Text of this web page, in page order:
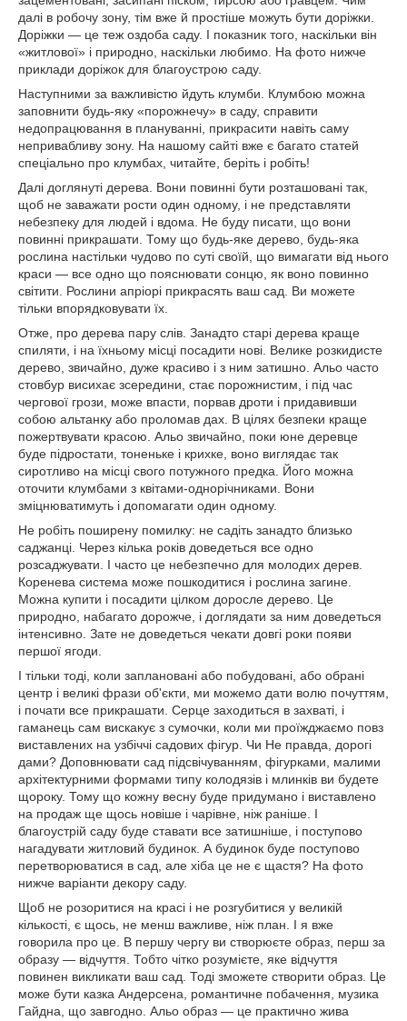
далі в робочу зону, тім вже й простіше можуть бути доріжки.
Доріжки — це теж оздоба саду. І показник того, наскільки він
«житлової» і природно, наскільки любимо. На фото нижче
приклади доріжок для благоустрою саду.
Наступними за важливістю йдуть клумби. Клумбою можна
заповнити будь-яку «порожнечу» в саду, справити
недопрацювання в плануванні, прикрасити навіть саму
непривабливу зону. На нашому сайті вже є багато статей
спеціально про клумбах, читайте, беріть і робіть!
Далі доглянуті дерева. Вони повинні бути розташовані так,
щоб не заважати рости один одному, і не представляти
небезпеку для людей і вдома. Не буду писати, що вони
повинні прикрашати. Тому що будь-яке дерево, будь-яка
рослина настільки чудово по суті своїй, що вимагати від нього
краси — все одно що пояснювати сонцю, як воно повинно
світити. Рослини апріорі прикрасять ваш сад. Ви можете
тільки впорядковувати їх.
Отже, про дерева пару слів. Занадто старі дерева краще
спиляти, і на їхньому місці посадити нові. Велике розкидисте
дерево, звичайно, дуже красиво і з ним затишно. Альо часто
стовбур висихає зсередини, стає порожнистим, і під час
чергової грози, може впасти, порвав дроти і придавивши
собою альтанку або проломав дах. В цілях безпеки краще
пожертвувати красою. Альо звичайно, поки юне деревце
буде підростати, тоненьке і крихке, воно виглядає так
сиротливо на місці свого потужного предка. Його можна
оточити клумбами з квітами-однорічниками. Вони
зміцнюватимуть і допомагати один одному.
Не робіть поширену помилку: не садіть занадто близько
саджанці. Через кілька років доведеться все одно
розсаджувати. І часто це небезпечно для молодих дерев.
Коренева система може пошкодитися і рослина загине.
Можна купити і посадити цілком доросле дерево. Це
природно, набагато дорожче, і доглядати за ним доведеться
інтенсивно. Зате не доведеться чекати довгі роки появи
першої ягоди.
І тільки тоді, коли заплановані або побудовані, або обрані
центр і великі фрази об'єкти, ми можемо дати волю почуттям,
і почати все прикрашати. Серце заходиться в захваті, і
гаманець сам вискакує з сумочки, коли ми проїжджаємо повз
виставлених на узбіччі садових фігур. Чи Не правда, дорогі
дами? Доповнювати сад підсвічуванням, фігурками, малими
архітектурними формами типу колодязів і млинків ви будете
щороку. Тому що кожну весну буде придумано і виставлено
на продаж ще щось новіше і чарівне, ніж раніше. І
благоустрій саду буде ставати все затишніше, і поступово
нагадувати житловий будинок. А будинок буде поступово
перетворюватися в сад, але хіба це не є щастя? На фото
нижче варіанти декору саду.
Щоб не розоритися на красі і не розгубитися у великій
кількості, є щось, не менш важливе, ніж план. І я вже
говорила про це. В першу чергу ви створюєте образ, перш за
образу — відчуття. Тобто чітко розумієте, яке відчуття
повинен викликати ваш сад. Тоді зможете створити образ. Це
може бути казка Андерсена, романтичне побачення, музика
Гайдна, що завгодно. Альо образ — це практично жива